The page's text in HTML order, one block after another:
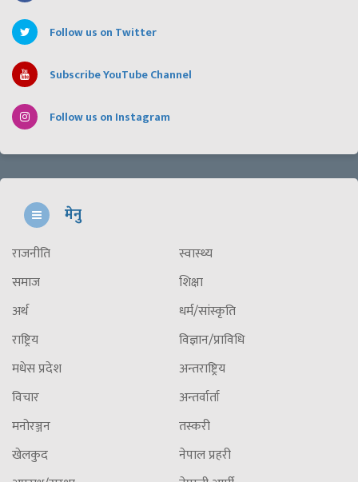
Follow us on Twitter
Subscribe YouTube Channel
Follow us on Instagram
मेनु
राजनीति
समाज
अर्थ
राष्ट्रिय
मधेस प्रदेश
विचार
मनोरञ्जन
खेलकुद
स्वास्थ्य
शिक्षा
धर्म/सांस्कृति
विज्ञान/प्राविधि
अन्तराष्ट्रिय
अन्तर्वार्ता
तस्करी
नेपाल प्रहरी